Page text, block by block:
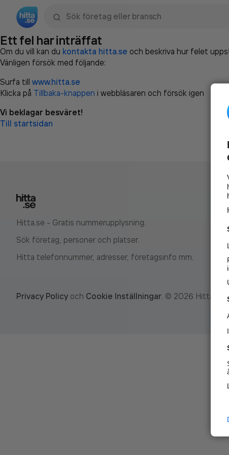
Ett fel har inträffat
Om du vill kan du kontakta hitta.se och beskriva hur felet
Vänligen försök med följande:
Surfa till www.hitta.se
Klicka på Tillbaka-knappen i webbläsaren och försök igen
Vi beklagar besväret!
Till startsidan
Hitta.se - Gratis nummerupplysning.
Sök företag, personer och platser.
Hitta telefonnummer, adresser, företagsinfo mm.
Privacy Policy och Cookie Inställningar. © 2026 Hitta.se